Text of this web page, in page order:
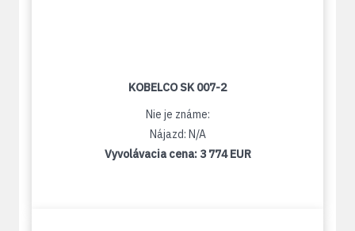
KOBELCO SK 007-2
Nie je známe:
Nájazd: N/A
Vyvolávacia cena: 3 774 EUR